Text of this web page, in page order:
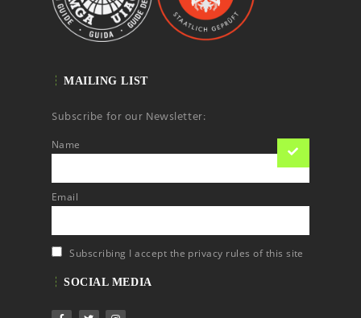
MAILING LIST
Subscribe for our Newsletter:
Name
Email
Subscribing I accept the privacy rules of this site
SOCIAL MEDIA